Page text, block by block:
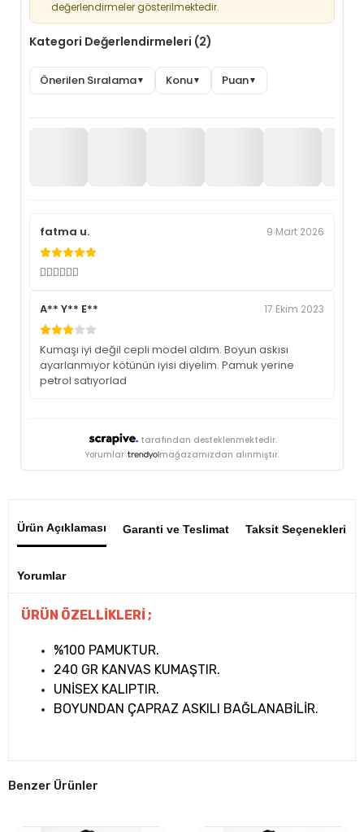
değerlendirmeler gösterilmektedir.
Kategori Değerlendirmeleri (2)
Önerilen Sıralama▼ Konu▼ Puan▼
fatma u. 9 Mart 2026
👍🏼👍🏼👍🏼
A** Y** E** 17 Ekim 2023
Kumaşı iyi değil cepli model aldım. Boyun askısı
ayarlanmıyor kötünün iyisi diyelim. Pamuk yerine
petrol satıyorlad
tarafından desteklenmektedir.
Yorumlar
mağazamızdan alınmıştır.
Ürün Açıklaması Garanti ve Teslimat Taksit Seçenekleri
Yorumlar
ÜRÜN ÖZELLİKLERİ ;
%100 PAMUKTUR.
240 GR KANVAS KUMAŞTIR.
UNİSEX KALIPTIR.
BOYUNDAN ÇAPRAZ ASKILI BAĞLANABİLİR.
Benzer Ürünler